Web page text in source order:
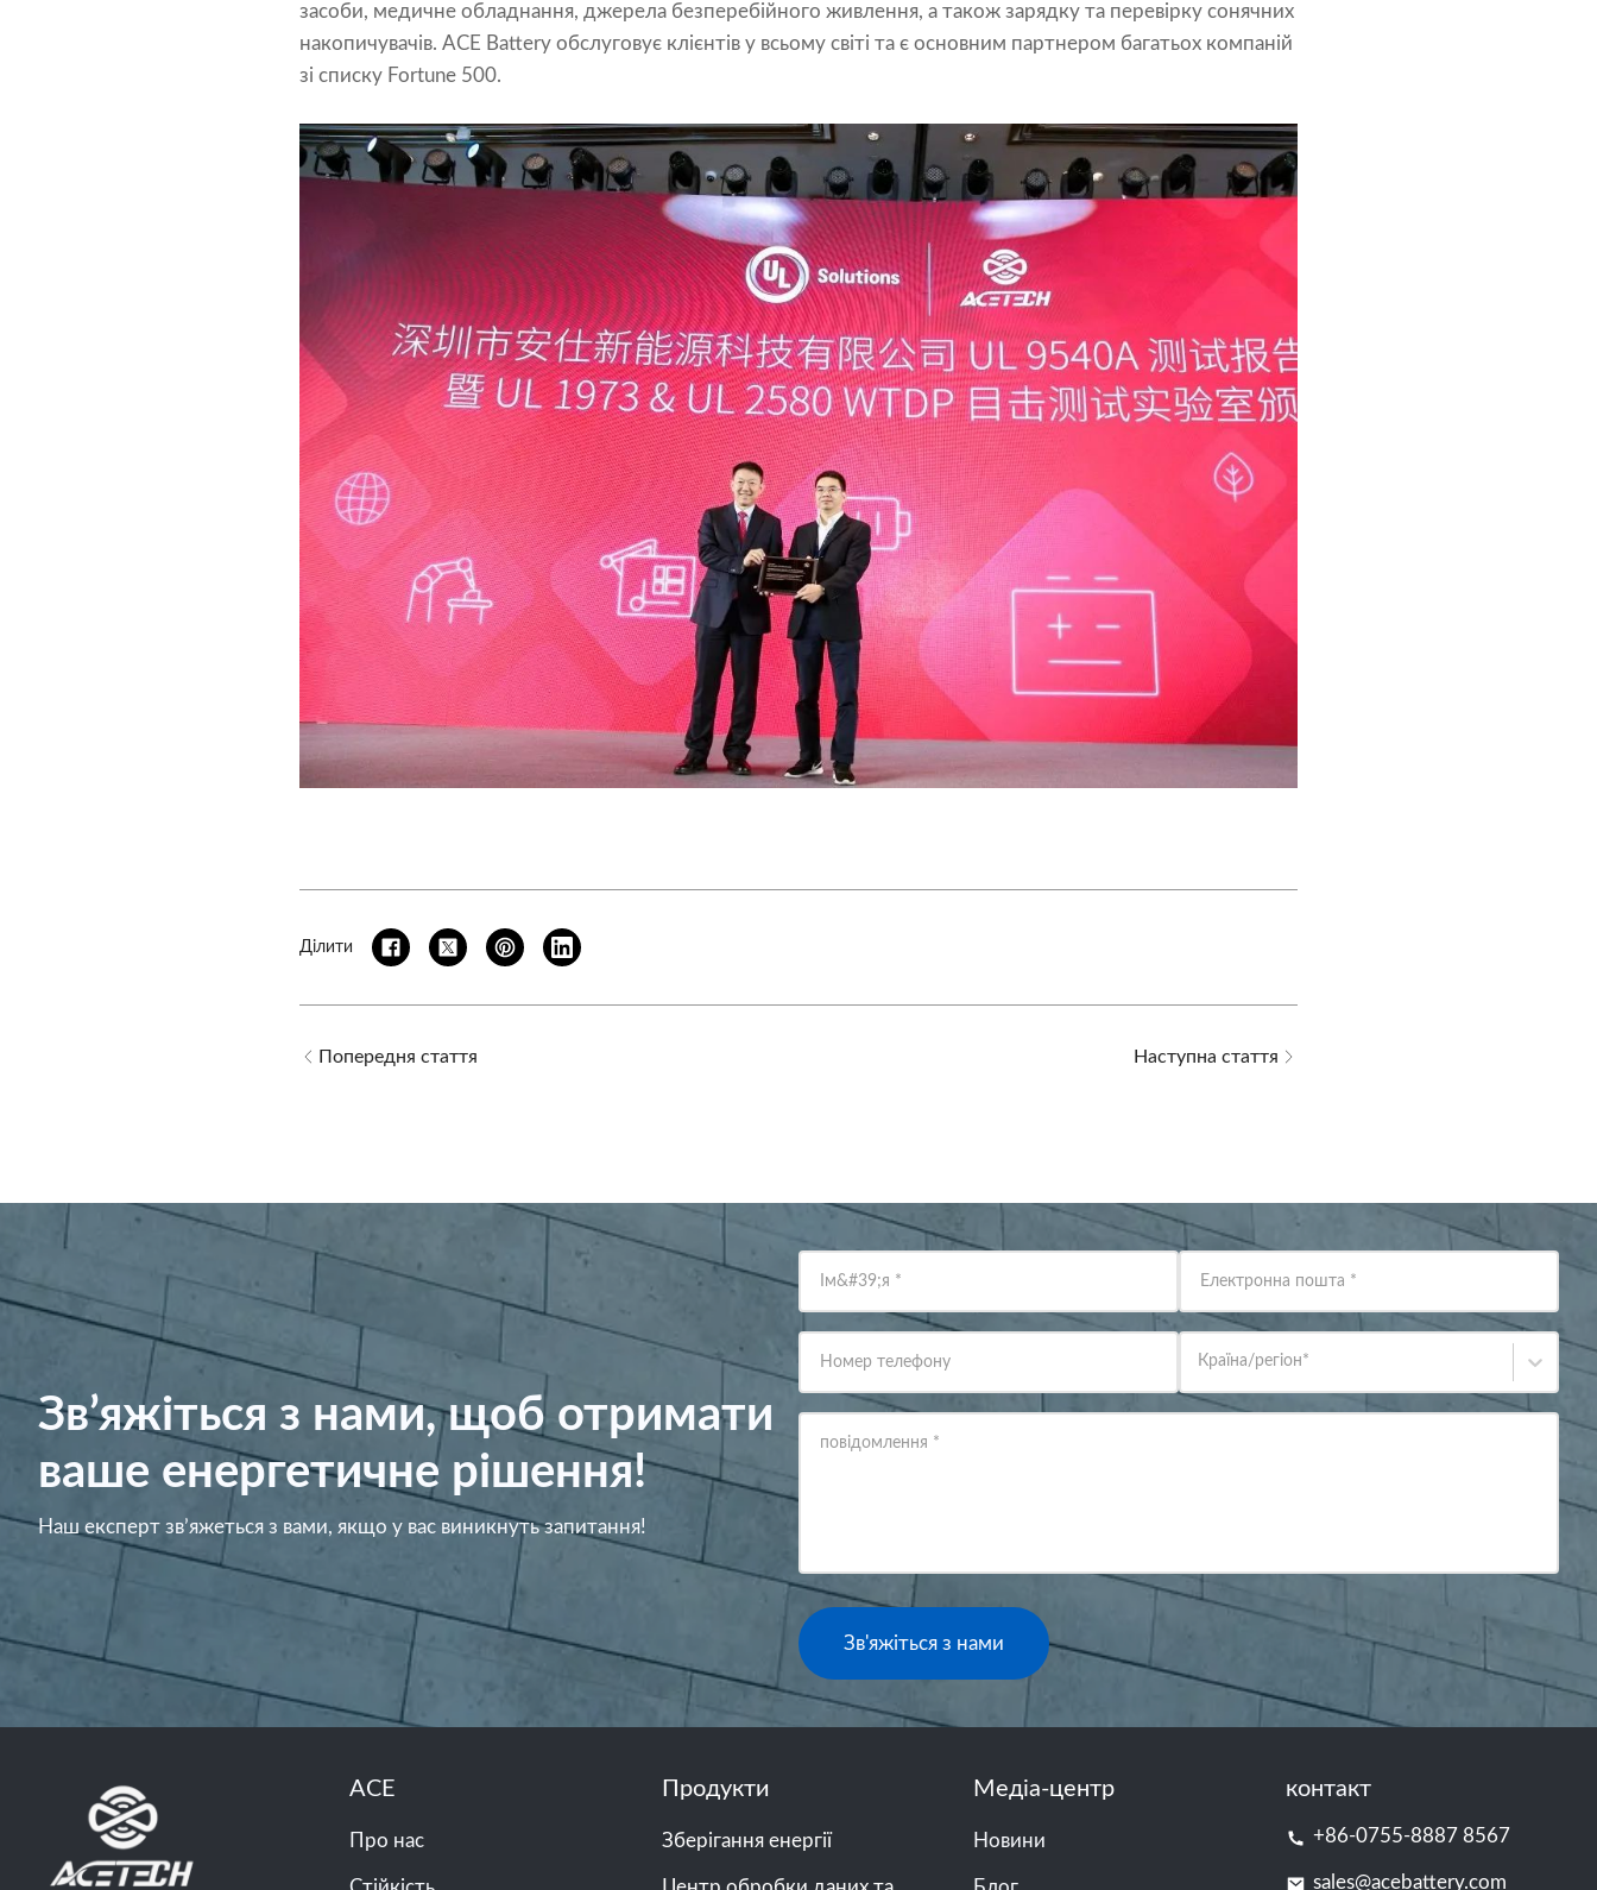
засоби, медичне обладнання, джерела безперебійного живлення, а також зарядку та перевірку сонячних
накопичувачів. ACE Battery обслуговує клієнтів у всьому світі та є основним партнером багатьох компаній
зі списку Fortune 500.
Ділити
Попередня стаття Наступна стаття
Зв’яжіться з нами, щоб отримати
ваше енергетичне рішення!
Наш експерт зв’яжеться з вами, якщо у вас виникнуть запитання!
Ім&#39;я * Електронна пошта *
Номер телефону Країна/регіон*
повідомлення *
Зв'яжіться з нами
ACE
Про нас
Продукти
Зберігання енергії
Медіа-центр
Новини
контакт
+86-0755-8887 8567
sales@acebattery.com